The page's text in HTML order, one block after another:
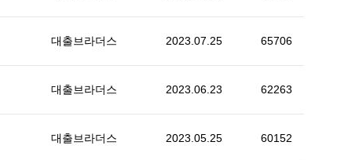
대출브라더스 2023.07.25 65706
대출브라더스 2023.06.23 62263
대출브라더스 2023.05.25 60152